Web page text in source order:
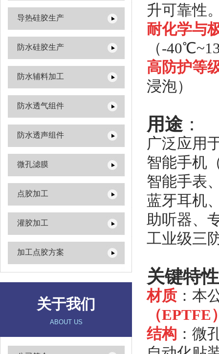
导热硅胶生产
防水硅胶生产
防水辅料加工
防水透气组件
防水透声组件
微孔滤膜
点胶加工
灌胶加工
加工点胶方案
关于我们
ABOUT US
升可靠性‌‌
耐化学与
（-
高防护等
浸泡）‌‌
用途 ：
广泛应用
智能手机
智能手表
蓝牙耳机
助听器、
工业级三
关键特性
材质‌ ：本
（EPTFE
结构‌ ：微